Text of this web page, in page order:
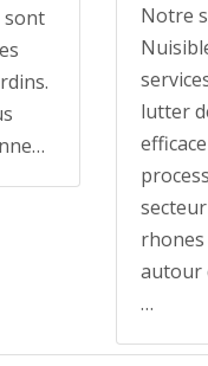
sont
Notre
lutter
autour
…